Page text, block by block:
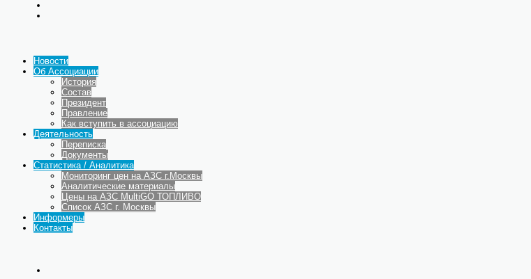
Новости
Об Ассоциации
История
Состав
Президент
Правление
Как вступить в ассоциацию
Деятельность
Переписка
Документы
Статистика / Аналитика
Мониторинг цен на АЗС г.Москвы
Аналитические материалы
Цены на АЗС MultiGO ТОПЛИВО
Список АЗС г. Москвы
Информеры
Контакты